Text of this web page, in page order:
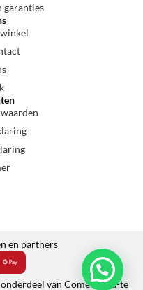
garanties
en partners
van Come e cala-te